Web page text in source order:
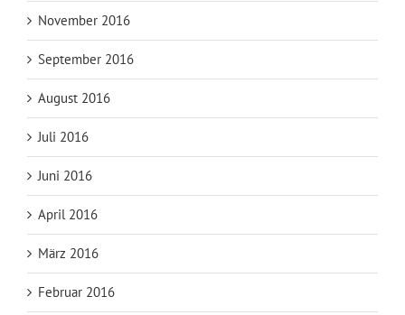
November 2016
September 2016
August 2016
Juli 2016
Juni 2016
April 2016
März 2016
Februar 2016